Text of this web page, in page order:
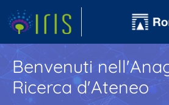
Benvenuti
Ricerca d'Ateneo